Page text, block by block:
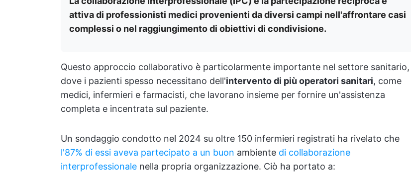
attiva di professionisti medici provenienti da diversi campi nell'affrontare casi
complessi o nel raggiungimento di obiettivi di condivisione.
Questo approccio collaborativo è particolarmente importante nel settore sanitario,
dove i pazienti spesso necessitano dell'intervento di più operatori sanitari, come
medici, infermieri e farmacisti, che lavorano insieme per fornire un'assistenza
completa e incentrata sul paziente.
Un sondaggio condotto nel 2024 su oltre 150 infermieri registrati ha rivelato che
l'87% di essi aveva partecipato a un buon ambiente di collaborazione
interprofessionale nella propria organizzazione. Ciò ha portato a: